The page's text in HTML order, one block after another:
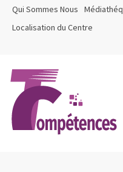
Qui Sommes Nous
Localisation du Centre